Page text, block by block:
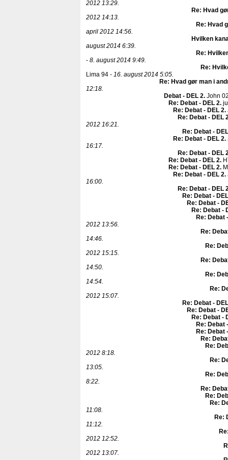
2012 13:29.
Re: Hvad
2012 14:13.
Re: Hvad
april 2012 14:56.
Hvilken
august 2014 6:39.
Re:
- 8. august 2014 9:49.
Re:
Lima 94 - 16. august 2014 5:05.
Re: Hvad gør man i
12:18.
Debat - DEL 2. John
Re: Debat - DEL 2.
Re: Debat - DEL 2.
Re: Debat - DEL
2012 16:21.
Re: Debat -
Re: Debat - DEL 2.
16:17.
Re: Debat - DEL
Re: Debat - DEL 2.
Re: Debat - DEL 2.
Re: Debat - DEL 2.
16:00.
Re: Debat - DEL
Re: Debat -
Re: Debat -
Re: Debat -
Re: Debat
2012 13:56.
Re:
14:46.
Re:
2012 15:15.
Re:
14:50.
Re:
14:54.
Re:
2012 15:07.
Re: Debat -
Re: Debat -
Re: Debat -
Re: Debat
Re: Debat
Re:
Re:
2012 8:18.
Re:
13:05.
Re:
8:22.
Re:
Re:
Re:
11:08.
Re:
11:12.
2012 12:52.
2012 13:07.